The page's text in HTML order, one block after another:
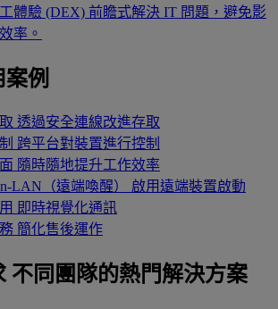
體驗 (DEX) 前瞻式解決 IT 問題，避免影
率。
例
透過安全連線改進存取
跨平台對裝置進行控制
隨時隨地提升工作效率
LAN（遠端喚醒）
啟用遠端裝置啟動
即時視覺化通訊
簡化售後運作
不同團隊的熱門解決方案